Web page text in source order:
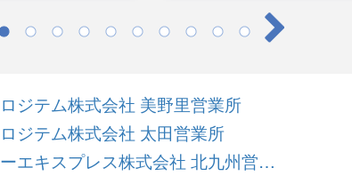
ジテム株式会社 美野里営業所
ジテム株式会社 太田営業所
ブルーエキスプレス株式会社 北九州営業所